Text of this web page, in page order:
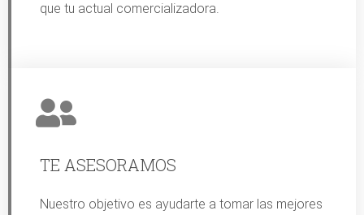
que tu actual comercializadora.
TE ASESORAMOS
Nuestro objetivo es ayudarte a tomar las mejores